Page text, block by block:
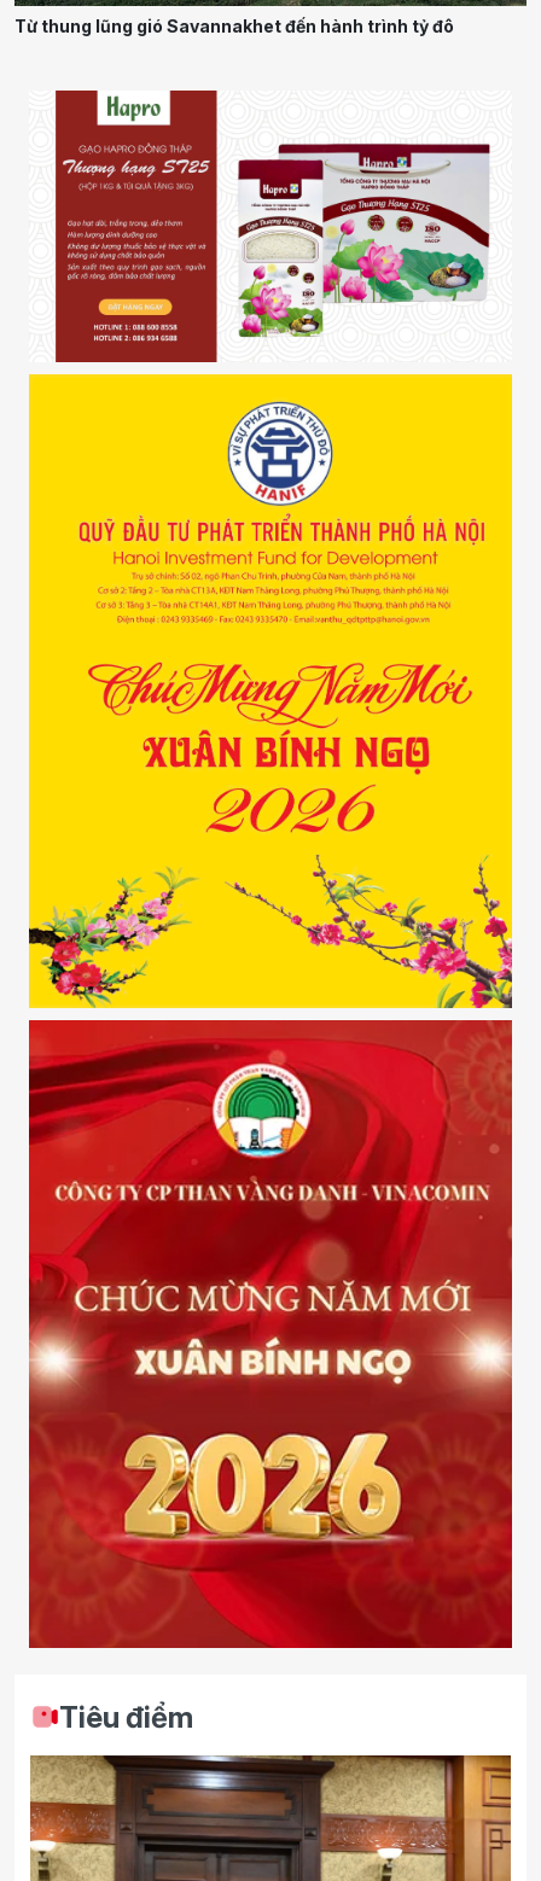
Từ thung lũng gió Savannakhet đến hành trình tỷ đô
Tiêu điểm